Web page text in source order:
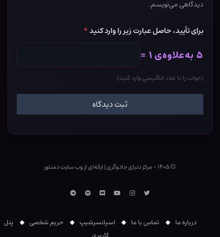
دیدگاهی می‌نویسم.
برای تأیید، حاصل عبارت زیر را وارد کنید*
۵ به‌علاوه‌ی ۱ =
(جواب را با عدد انگلیسی وارد کنید)
© ۱۴۰۵ - مرکز دنیای جادوگری |ارائه‌ای از وب ‌سایت دمنتور
توییتراینستاگرام
یوتوبDiscordاسپاتیفایتلگرام
درباره ما تماس با ما اسپانسرشیپ حریم شخصی
پنل